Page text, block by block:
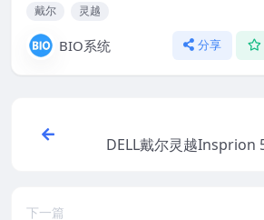
戴尔 灵越
BIO系统 分享
DELL戴尔灵越Insprion
下一篇